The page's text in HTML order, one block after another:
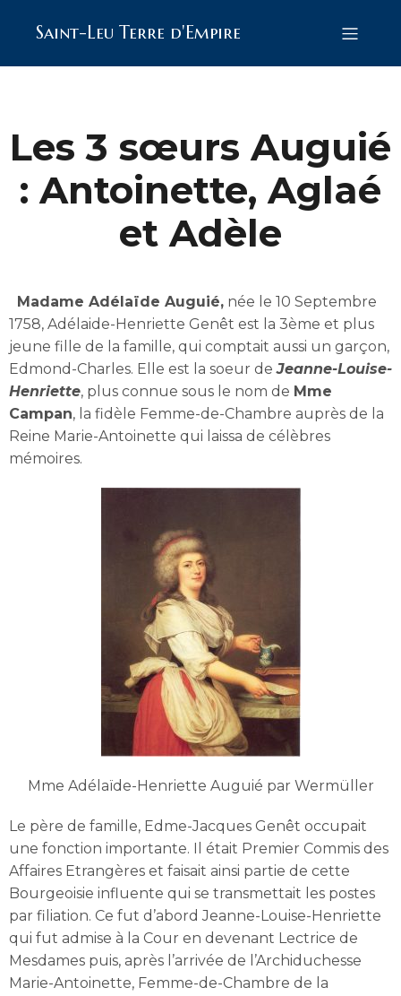
Saint-Leu Terre d'Empire
Les 3 sœurs Auguié
: Antoinette, Aglaé
et Adèle
Madame Adélaïde Auguié, née le 10 Septembre
1758, Adélaide-Henriette Genêt est la 3ème et plus
jeune fille de la famille, qui comptait aussi un garçon,
Edmond-Charles. Elle est la soeur deJeanne-Louise-
Henriette, plus connue sous le nom de Mme
Campan, la fidèle Femme-de-Chambre auprès de la
Reine Marie-Antoinette qui laissa de célèbres
mémoires.
Mme Adélaïde-Henriette Auguié par Wermüller
Le père de famille, Edme-Jacques Genêt occupait
une fonction importante. Il était Premier Commis des
Affaires Etrangères et faisait ainsi partie de cette
Bourgeoisie influente qui se transmettait les postes
par filiation. Ce fut d’abord Jeanne-Louise-Henriette
qui fut admise à la Cour en devenant Lectrice de
Mesdames puis, après l’arrivée de l’Archiduchesse
Marie-Antoinette, Femme-de-Chambre de la